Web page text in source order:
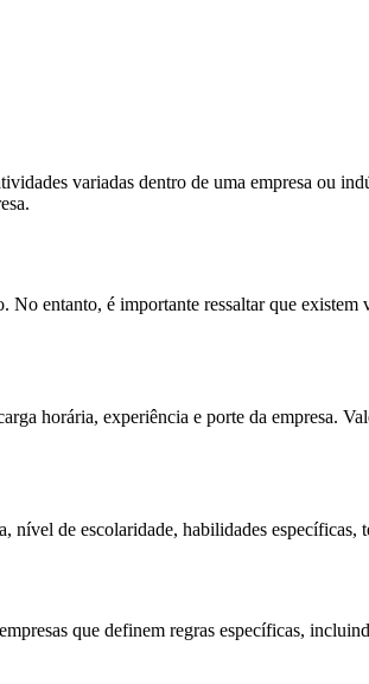
variadas dentro de uma empresa ou
entanto, é importante ressaltar que
horária, experiência e porte da empresa.
de escolaridade, habilidades específicas,
que definem regras específicas,